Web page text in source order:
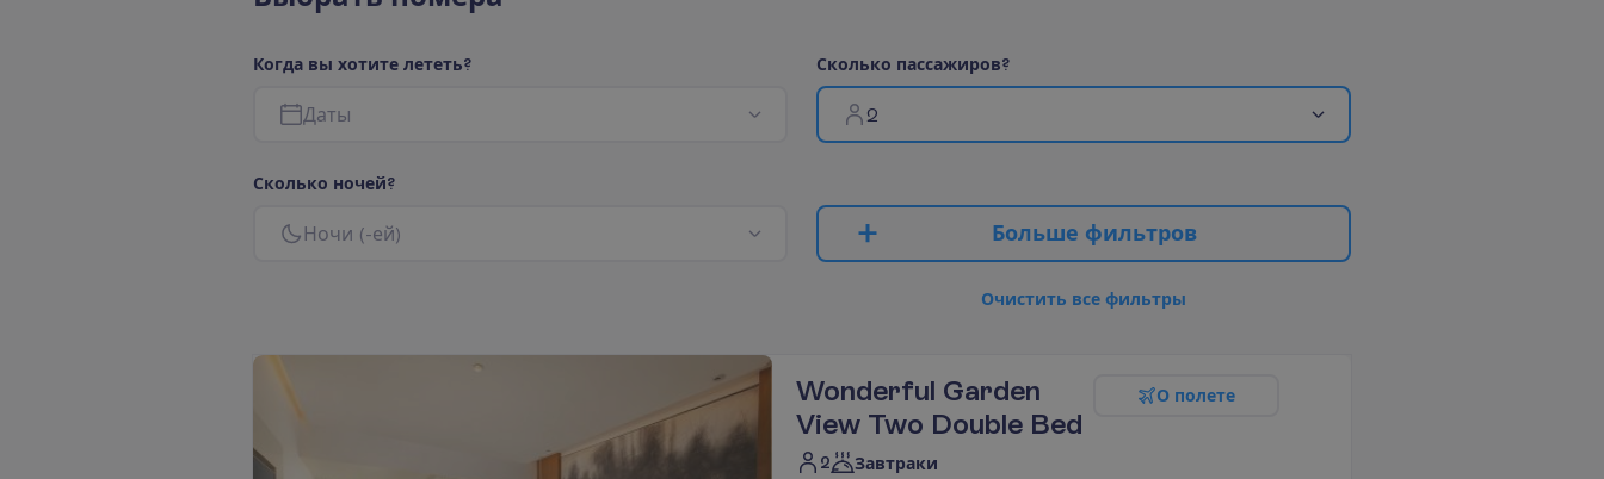
Когда вы хотите лететь?
Даты
Сколько пассажиров?
2
Сколько ночей?
Ночи (-ей) Больше фильтров
Очистить все фильтры
Wonderful Garden
View Two Double Bed
2
Завтраки
О полете